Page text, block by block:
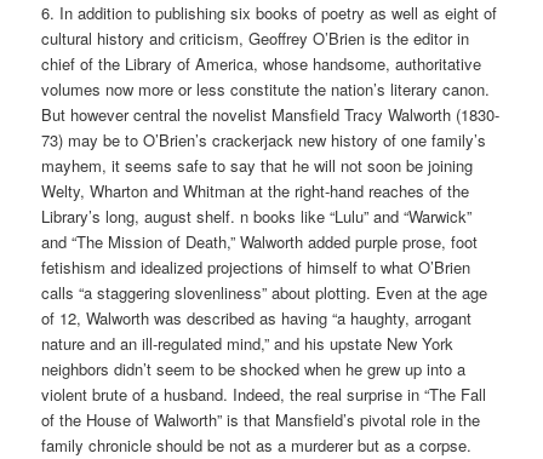
6. In addition to publishing six books of poetry as well as eight of
cultural history and criticism, Geoffrey O’Brien is the editor in
chief of the Library of America, whose handsome, authoritative
volumes now more or less constitute the nation’s literary canon.
But however central the novelist Mansfield Tracy Walworth (1830-
73) may be to O’Brien’s crackerjack new history of one family’s
mayhem, it seems safe to say that he will not soon be joining
Welty, Wharton and Whitman at the right-hand reaches of the
Library’s long, august shelf. n books like “Lulu” and “Warwick”
and “The Mission of Death,” Walworth added purple prose, foot
fetishism and idealized projections of himself to what O’Brien
calls “a staggering slovenliness” about plotting. Even at the age
of 12, Walworth was described as having “a haughty, arrogant
nature and an ill-regulated mind,” and his upstate New York
neighbors didn’t seem to be shocked when he grew up into a
violent brute of a husband. Indeed, the real surprise in “The Fall
of the House of Walworth” is that Mansfield’s pivotal role in the
family chronicle should be not as a murderer but as a corpse.